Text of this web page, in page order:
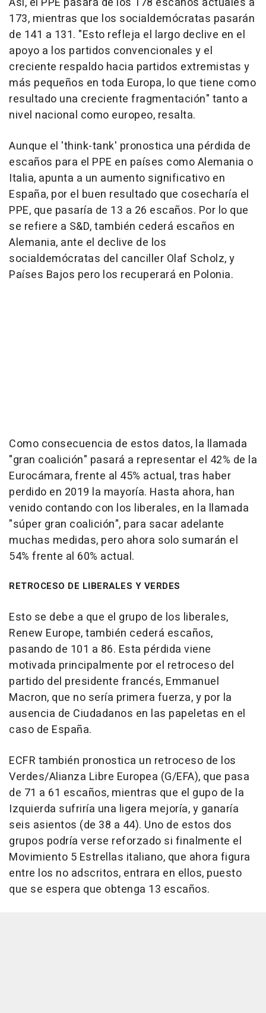
173, mientras que los socialdemócratas pasarán
de 141 a 131. "Esto refleja el largo declive en el
apoyo a los partidos convencionales y el
creciente respaldo hacia partidos extremistas y
más pequeños en toda Europa, lo que tiene como
resultado una creciente fragmentación" tanto a
nivel nacional como europeo, resalta.
Aunque el 'think-tank' pronostica una pérdida de
escaños para el PPE en países como Alemania o
Italia, apunta a un aumento significativo en
España, por el buen resultado que cosecharía el
PPE, que pasaría de 13 a 26 escaños. Por lo que
se refiere a S&D, también cederá escaños en
Alemania, ante el declive de los
socialdemócratas del canciller Olaf Scholz, y
Países Bajos pero los recuperará en Polonia.
Como consecuencia de estos datos, la llamada
"gran coalición" pasará a representar el 42% de la
Eurocámara, frente al 45% actual, tras haber
perdido en 2019 la mayoría. Hasta ahora, han
venido contando con los liberales, en la llamada
"súper gran coalición", para sacar adelante
muchas medidas, pero ahora solo sumarán el
54% frente al 60% actual.
RETROCESO DE LIBERALES Y VERDES
Esto se debe a que el grupo de los liberales,
Renew Europe, también cederá escaños,
pasando de 101 a 86. Esta pérdida viene
motivada principalmente por el retroceso del
partido del presidente francés, Emmanuel
Macron, que no sería primera fuerza, y por la
ausencia de Ciudadanos en las papeletas en el
caso de España.
ECFR también pronostica un retroceso de los
Verdes/Alianza Libre Europea (G/EFA), que pasa
de 71 a 61 escaños, mientras que el gupo de la
Izquierda sufriría una ligera mejoría, y ganaría
seis asientos (de 38 a 44). Uno de estos dos
grupos podría verse reforzado si finalmente el
Movimiento 5 Estrellas italiano, que ahora figura
entre los no adscritos, entrara en ellos, puesto
que se espera que obtenga 13 escaños.